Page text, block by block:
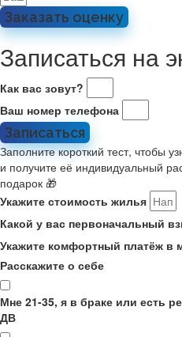
Заказать оценку
Записаться на
Как вас зовут?
Ваш номер телефона
Записаться
Заполните короткий тест, чтобы
и получите её индивидуальный
подарок 🎁
Укажите стоимость жилья
Какой у вас первоначальный
Укажите комфортный платёж в
Расскажите о себе
Мне 21-35, я в браке или есть
ДВ